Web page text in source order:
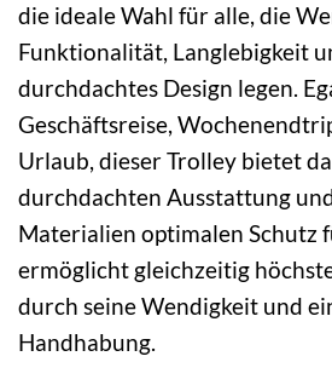
die ideale Wahl für alle, die
Funktionalität, Langlebigkeit
durchdachtes Design legen.
Geschäftsreise,
Urlaub, dieser Trolley bietet
durchdachten Ausstattung
Materialien optimalen Schutz
ermöglicht gleichzeitig
durch seine Wendigkeit und
Handhabung.